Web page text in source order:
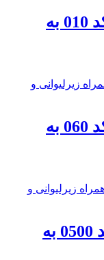
ست ماگ طرح بلک پینک کد 010 به
ست ماگ طرح بلک پینک کد 060 به
ست ماگ طرح استقلال کد 0500 به